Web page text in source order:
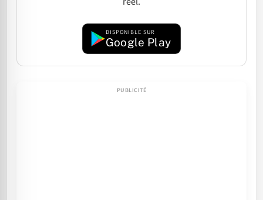
DISPONIBLE SUR
Google Play